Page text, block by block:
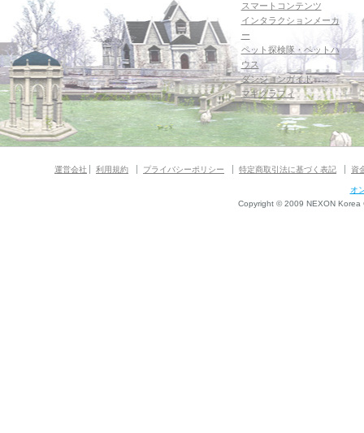
スマートコンテンツ
インタラクションメーカ
ー
ペット探検隊・ペットハ
ウス
ダンジョンガイド
マギグラフィ
運営会社 利用規約 プライバシーポリシー 特定商取引法に基づく表記 資
オ
Copyright © 2009 NEXON Korea